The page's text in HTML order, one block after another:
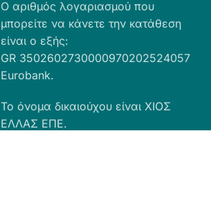
Ο αριθμός λογαριασμού που
μπορείτε να κάνετε την κατάθεση
είναι ο εξής:
GR 3502602730000970202524057
Eurobank.
Το όνομα δικαιούχου είναι ΧΙΟΣ
ΕΛΛΑΣ ΕΠΕ.